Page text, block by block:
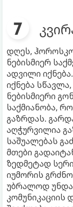
დღეს,
ნებისმიერ
ადვილი
იქნება
ნებისმიერი
საქმიანობა,
გაზრდას.
აღჭურვილია
საშუალებას
მთები
ზედმეტად
იუმორის
უბრალოდ უნდა
კომუნიკაციის